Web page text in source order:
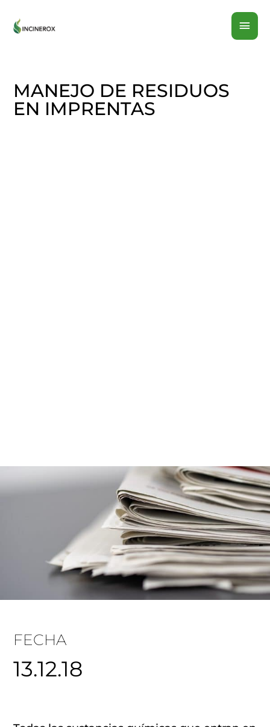
MANEJO DE RESIDUOS
EN IMPRENTAS
FECHA
13.12.18